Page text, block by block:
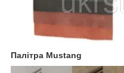
Палітра Mustang